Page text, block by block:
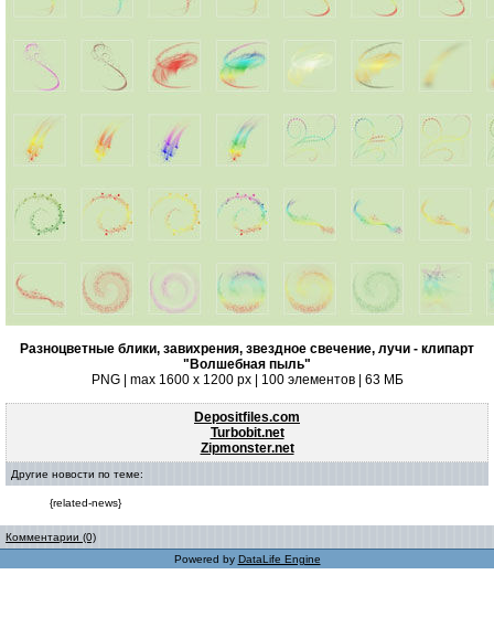
Разноцветные блики, завихрения, звездное свечение, лучи - клипарт
"Волшебная пыль"
PNG | max 1600 x 1200 px | 100 элементов | 63 МБ
Depositfiles.com
Turbobit.net
Zipmonster.net
Другие новости по теме:
{related-news}
Комментарии (0)
Powered by DataLife Engine